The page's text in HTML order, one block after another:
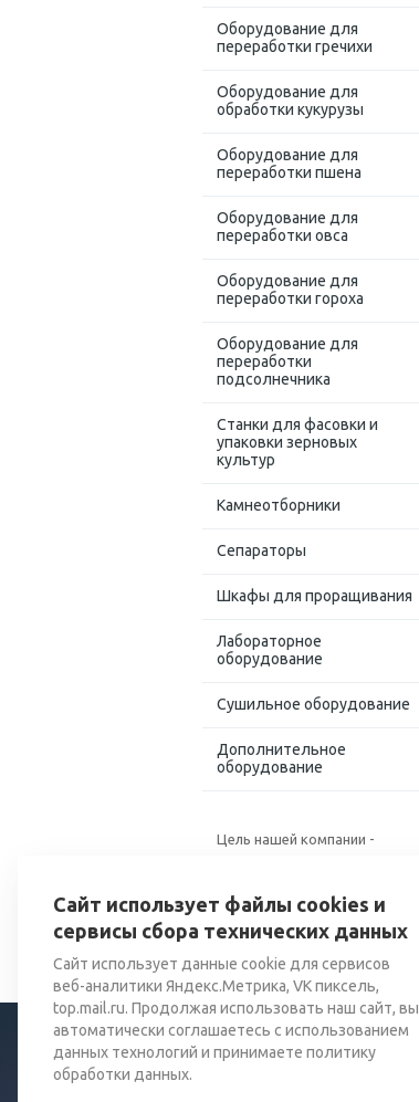
Оборудование для
переработки гречихи
Оборудование для
обработки кукурузы
Оборудование для
переработки пшена
Оборудование для
переработки овса
Оборудование для
переработки гороха
Оборудование для
переработки
подсолнечника
Станки для фасовки и
упаковки зерновых
культур
Камнеотборники
Сепараторы
Шкафы для проращивания
Лабораторное
оборудование
Сушильное оборудование
Дополнительное
оборудование
Цель нашей компании -
переработки зерна.
Сайт использует файлы cookies и
сервисы сбора технических данных
Сайт использует данные cookie для сервисов
веб-аналитики Яндекс.Метрика, VK пиксель,
top.mail.ru. Продолжая использовать наш сайт, вы
автоматически соглашаетесь с использованием
данных технологий и принимаете политику
обработки данных.